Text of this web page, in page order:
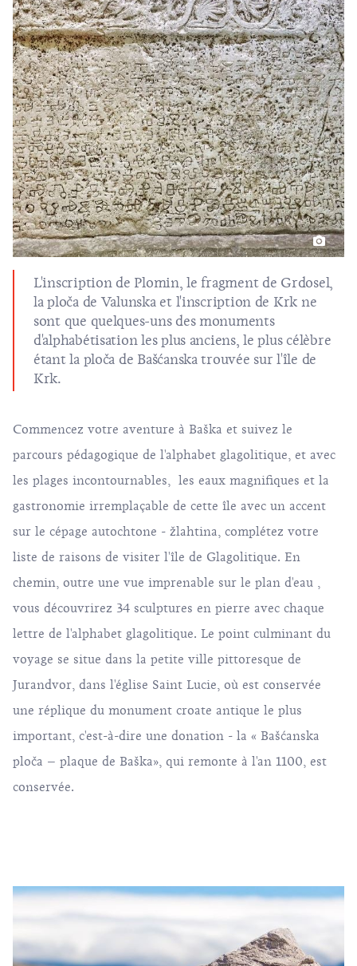
L'inscription de Plomin, le fragment de Grdosel,
la ploča de Valunska et l'inscription de Krk ne
sont que quelques-uns des monuments
d'alphabétisation les plus anciens, le plus célèbre
étant la ploča de Bašćanska trouvée surl'île de
Krk.
Commencez votre aventure à Baška et suivez le
parcours pédagogique de l'alphabet glagolitique, et avec
les plages incontournables, les eaux magnifiques et la
gastronomie irremplaçable de cette île avec un accent
sur le cépage autochtone - žlahtina, complétez votre
liste de raisons de visiter l'île de Glagolitique. En
chemin, outre une vue imprenable sur le plan d'eau ,
vous découvrirez 34 sculptures en pierre avec chaque
lettre de l'alphabet glagolitique. Le point culminant du
voyage se situe dans la petite ville pittoresque de
Jurandvor, dans l'église Saint Lucie, où est conservée
une réplique du monument croate antique le plus
important, c'est-à-dire une donation - la « Bašćanska
ploča – plaque de Baška», qui remonte à l'an 1100, est
conservée.